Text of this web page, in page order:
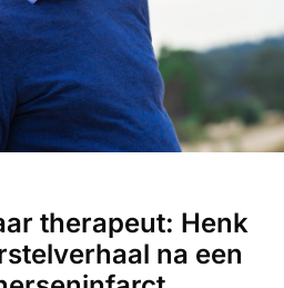
therapeut: Henk
na een